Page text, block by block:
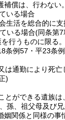
償は、行わない。
いる場合
生活を総合的に
いる場合(同条第
行うものに限る
条例57・平23条
は通勤により死
)
とができる遺族は
、孫、祖父母及び
姻関係と同様の事